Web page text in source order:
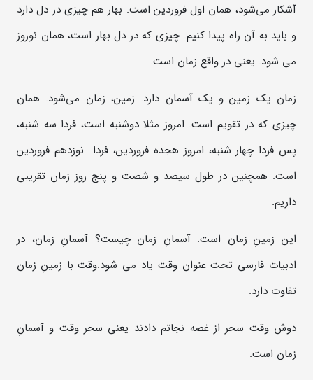
آشکار می‌شود، همان اول فروردین است. بهار هم چیزی در دل دارد
و باید به آن راه پیدا کنیم. چیزی که در دل بهار است، همان نوروز
می شود. یعنی در واقع زمان است.
زمان یک زمین و یک آسمان دارد. زمین، زمان می‌شود. همان
چیزی که در تقویم است. امروز مثلا دوشنبه است، فردا سه شنبه،
پس فردا چهار شنبه، امروز هجده فروردین، فردا نوزدهم فروردین
است. همچنین در طول سیصد و شصت و پنج روز زمان تقریبی
داریم.
این زمینِ زمان است. آسمانِ زمان چیست؟ آسمانِ زمان، در
ادبیات فارسی تحت عنوان وقت یاد می شود.وقت با زمینِ زمان
تفاوت دارد.
دوش وقت سحر از غصه نجاتم دادند یعنی سحر وقت و آسمانِ
زمان است.